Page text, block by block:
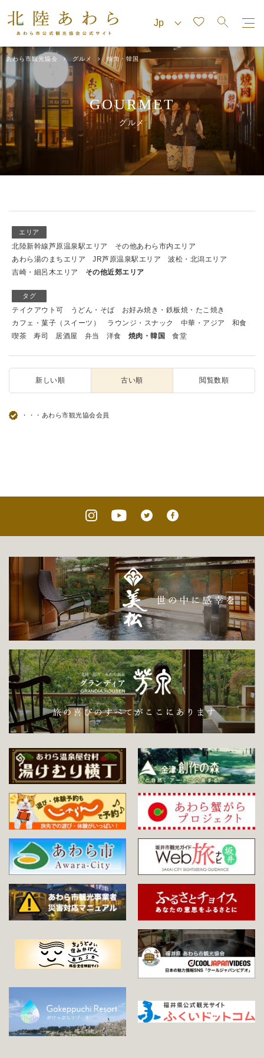
あわら市観光協会 グルメ 焼肉・韓国
GOURMET
グルメ
エリア
北陸新幹線芦原温泉駅エリア
その他あわら市内エリア
あわら湯のまちエリア
JR芦原温泉駅エリア
波松・北潟エリア
吉崎・細呂木エリア
その他近郊エリア
タグ
テイクアウト可 うどん・そば
お好み焼き・鉄板焼・たこ焼き
カフェ・菓子（スイーツ）
ラウンジ・スナック 中華・アジア
和食
喫茶
寿司 居酒屋 弁当 洋食 焼肉・韓国 食堂
新しい順 古い順 閲覧数順
・・・あわら市観光協会会員